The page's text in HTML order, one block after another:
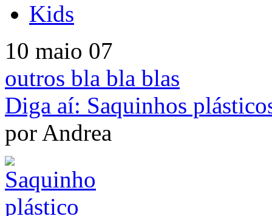
Kids
10 maio 07
outros bla bla blas
Diga aí: Saquinhos
por Andrea